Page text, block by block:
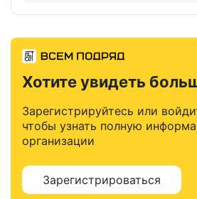
Хотите увидеть
Зарегистрируйтесь или
чтобы узнать полную
организации
Зарегистрироваться